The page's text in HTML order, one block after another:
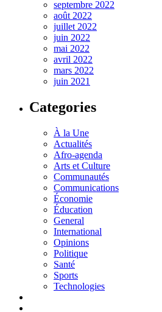
septembre 2022
août 2022
juillet 2022
juin 2022
mai 2022
avril 2022
mars 2022
juin 2021
Categories
À la Une
Actualités
Afro-agenda
Arts et Culture
Communautés
Communications
Économie
Éducation
General
International
Opinions
Politique
Santé
Sports
Technologies